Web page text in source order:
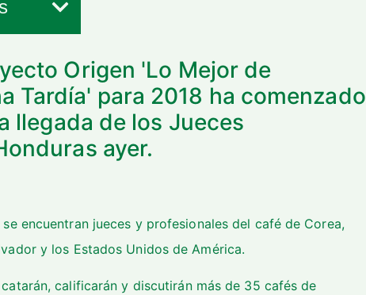
Origen 'Lo Mejor de
Tardía' para 2018 ha comenzado
llegada de los Jueces
ayer.
encuentran jueces y profesionales del café de Corea,
y los Estados Unidos de América.
calificarán y discutirán más de 35 cafés de